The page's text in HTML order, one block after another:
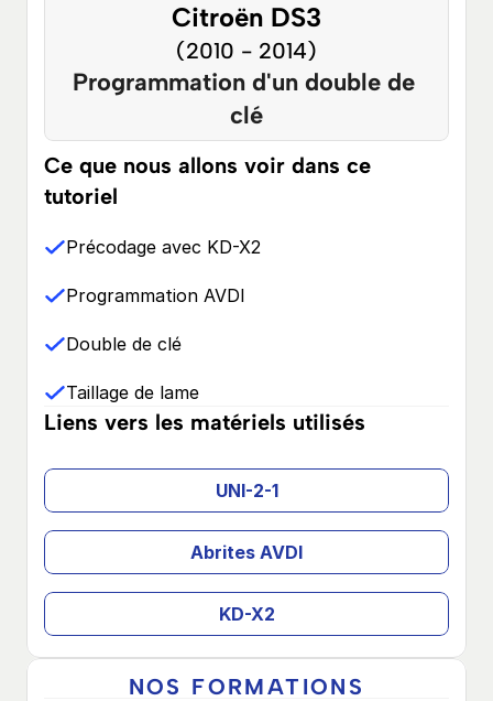
Citroën DS3
(2010 - 2014)
Programmation d'un double de
clé
Ce que nous allons voir dans ce
tutoriel
Précodage avec KD-X2
Programmation AVDI
Double de clé
Taillage de lame
Liens vers les matériels utilisés
UNI-2-1
Abrites AVDI
KD-X2
NOS FORMATIONS